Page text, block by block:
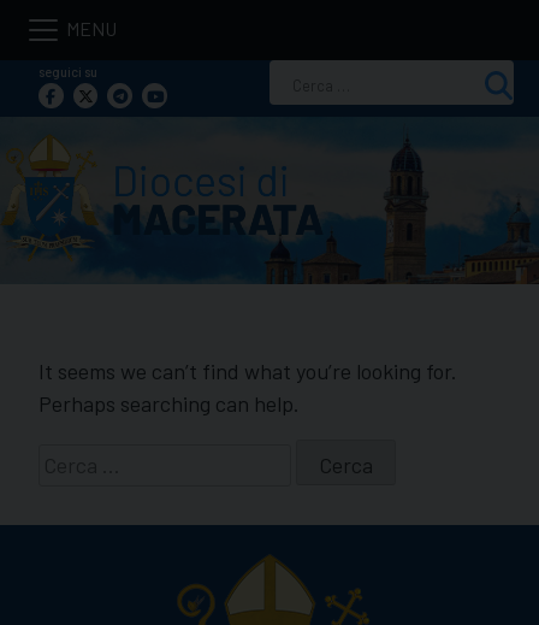
Skip
contentseguici su
per:
It seems we can’t find what you’re looking for.
Perhaps searching can help.